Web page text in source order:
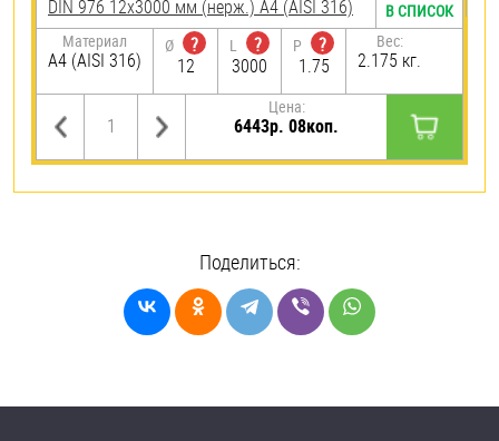
DIN 976 12х3000 мм (нерж.) A4 (AISI 316)
Материал
A4 (AISI 316)
Ø
?
12
L
?
3000
P
?
1.75
Вес:
2.175 кг.
Цена:
6443р. 08коп.
В СПИСОК
Поделиться: